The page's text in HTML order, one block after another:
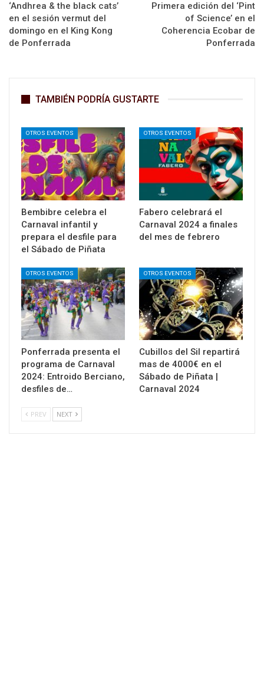
‘Andhrea & the black cats’
en el sesión vermut del
domingo en el King Kong
de Ponferrada
Primera edición del ‘Pint
of Science’ en el
Coherencia Ecobar de
Ponferrada
TAMBIÉN PODRÍA GUSTARTE
OTROS EVENTOS
Bembibre celebra el
Carnaval infantil y
prepara el desfile para
el Sábado de Piñata
OTROS EVENTOS
Fabero celebrará el
Carnaval 2024 a finales
del mes de febrero
OTROS EVENTOS
Ponferrada presenta el
programa de Carnaval
2024: Entroido Berciano,
desfiles de…
OTROS EVENTOS
Cubillos del Sil repartirá
mas de 4000€ en el
Sábado de Piñata |
Carnaval 2024
PREV NEXT